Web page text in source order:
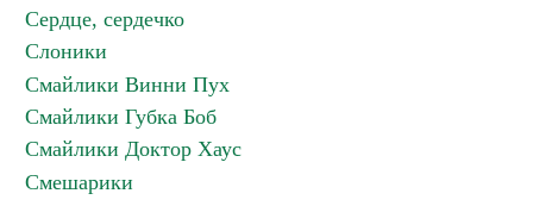
Сердце, сердечко
Слоники
Смайлики Винни Пух
Смайлики Губка Боб
Смайлики Доктор Хаус
Смешарики